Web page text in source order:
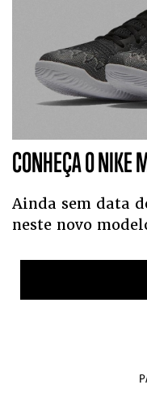
CONHEÇA O NIKE
Ainda sem data
neste novo